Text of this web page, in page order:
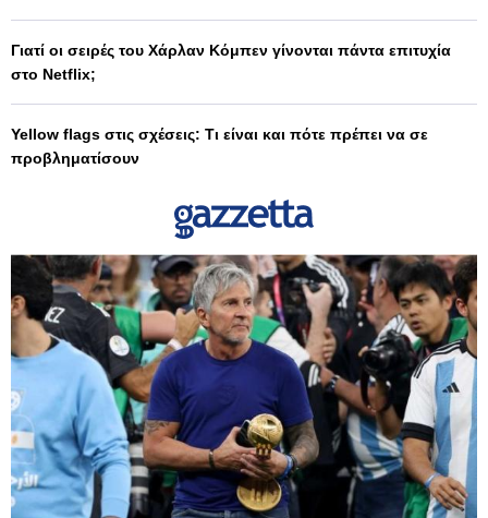
Γιατί οι σειρές του Χάρλαν Κόμπεν γίνονται πάντα επιτυχία
στο Netflix;
Yellow flags στις σχέσεις: Τι είναι και πότε πρέπει να σε
προβληματίσουν